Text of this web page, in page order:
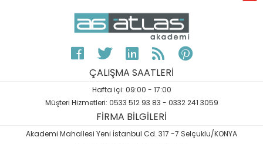
ÇALIŞMA SAATLERİ
Hafta içi: 09:00 - 17:00
Müşteri Hizmetleri: 0533 512 93 83 - 0332 241 3059
FİRMA BİLGİLERİ
Akademi Mahallesi Yeni İstanbul Cd. 317 -7 Selçuklu/KONYA